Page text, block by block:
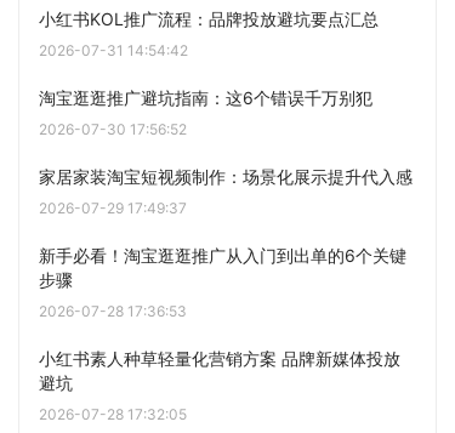
小红书KOL推广流程：品牌投放避坑要点汇总
2026-07-31 14:54:42
淘宝逛逛推广避坑指南：这6个错误千万别犯
2026-07-30 17:56:52
家居家装淘宝短视频制作：场景化展示提升代入感
2026-07-29 17:49:37
新手必看！淘宝逛逛推广从入门到出单的6个关键
步骤
2026-07-28 17:36:53
小红书素人种草轻量化营销方案 品牌新媒体投放
避坑
2026-07-28 17:32:05